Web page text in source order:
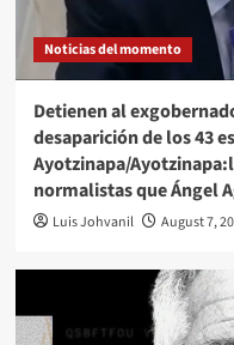
Noticias del momento
Detienen al
desaparición de los 43
Ayotzinapa/
normalistas que Ángel
Luis Johvanil August 7,